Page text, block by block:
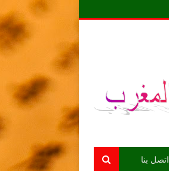
اتصل بنا